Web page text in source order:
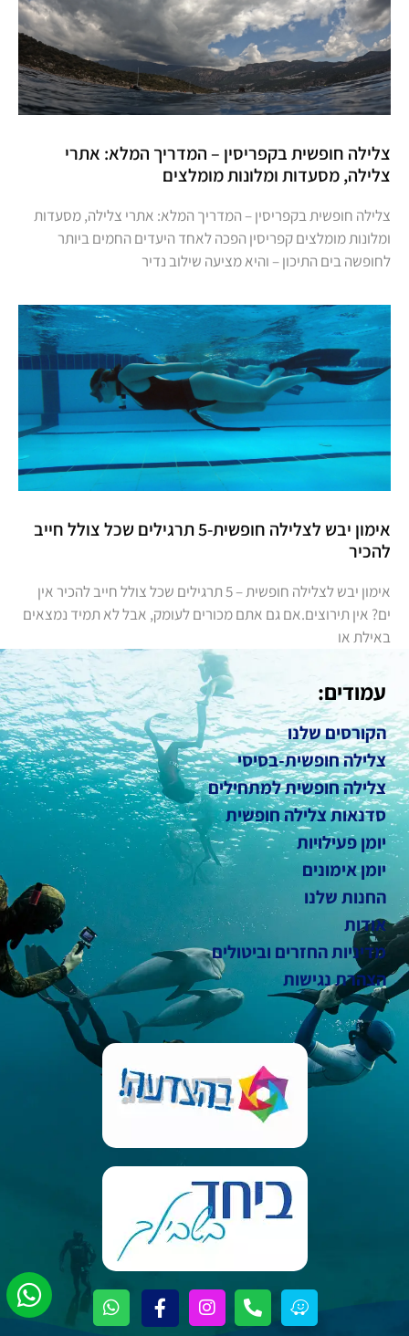
צלילה חופשית בקפריסין – המדריך המלא: אתרי
צלילה, מסעדות ומלונות מומלצים
צלילה חופשית בקפריסין – המדריך המלא: אתרי צלילה, מסעדות
ומלונות מומלצים קפריסין הפכה לאחד היעדים החמים ביותר
לחופשה בים התיכון – והיא מציעה שילוב נדיר
אימון יבש לצלילה חופשית-5 תרגילים שכל צולל חייב
להכיר
אימון יבש לצלילה חופשית – 5 תרגילים שכל צולל חייב להכיר אין
ים? אין תירוצים.אם גם אתם מכורים לעומק, אבל לא תמיד נמצאים
באילת או
עמודים:
הקורסים שלנו
צלילה חופשית-בסיסי
צלילה חופשית למתחילים
סדנאות צלילה חופשית
יומן פעילויות
יומן אימונים
החנות שלנו
אודות
מדיניות החזרים וביטולים
הצהרת נגישות